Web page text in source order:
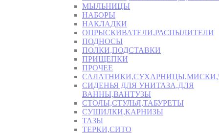
МЫЛЬНИЦЫ
НАБОРЫ
НАКЛАДКИ
ОПРЫСКИВАТЕЛИ,РАСПЫЛИТЕЛИ
ПОДНОСЫ
ПОЛКИ,ПОДСТАВКИ
ПРИЩЕПКИ
ПРОЧЕЕ
СИДЕНЬЯ ДЛЯ УНИТАЗА,ДЛЯ
ВАННЫ,ВАНТУЗЫ
СТОЛЫ,СТУЛЬЯ,ТАБУРЕТЫ
СУШИЛКИ,КАРНИЗЫ
ТАЗЫ
ТЕРКИ,СИТО